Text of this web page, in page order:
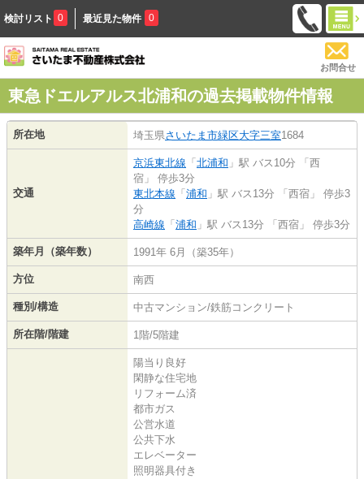
検討リスト 0 最近見た物件 0
お問合せ
東急ドエルアルス北浦和の過去掲載物件情報
所在地 埼玉県さいたま市緑区大字三室1684
交通
京浜東北線 「 北浦和 」駅 バス10分 「西
宿」 停歩3分
東北本線 「 浦和 」駅 バス13分 「西宿」 停歩3
分
高崎線 「 浦和 」駅 バス13分 「西宿」 停歩3分
築年月（築年数） 1991年 6月（築35年）
方位 南西
種別/構造 中古マンション/鉄筋コンクリート
所在階/階建 1階/5階建
陽当り良好
閑静な住宅地
リフォーム済
都市ガス
公営水道
公共下水
エレベーター
照明器具付き